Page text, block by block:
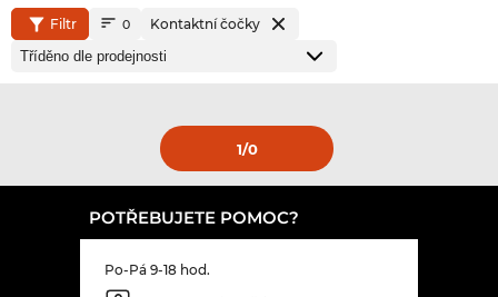
Filtr 0 Kontaktní čočky
1/0
POTŘEBUJETE POMOC?
Po-Pá 9-18 hod.